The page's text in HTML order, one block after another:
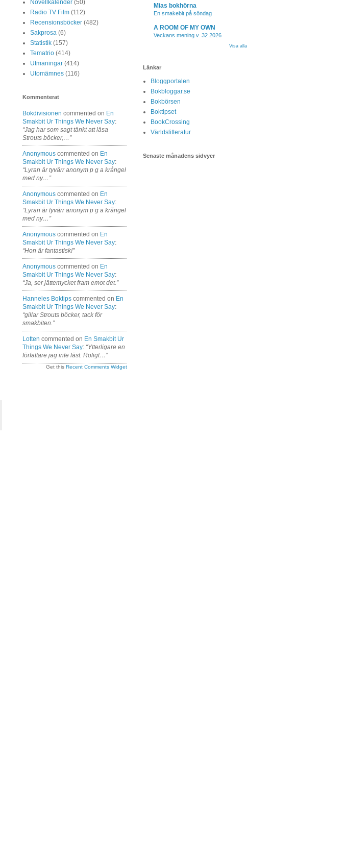
Novellkalender (50)
Radio TV Film (112)
Recensionsböcker (482)
Sakprosa (6)
Statistik (157)
Tematrio (414)
Utmaningar (414)
Utomämnes (116)
Kommenterat
Bokdivisionen commented on En
Smakbit Ur Things We Never Say:
“Jag har som sagt tänkt att läsa
Strouts böcker,…”
Anonymous commented on En
Smakbit Ur Things We Never Say:
“Lyran är tyvärr anonym p g a krångel
med ny…”
Anonymous commented on En
Smakbit Ur Things We Never Say:
“Lyran är tyvärr anonym p g a krångel
med ny…”
Anonymous commented on En
Smakbit Ur Things We Never Say:
“Hon är fantastisk!”
Anonymous commented on En
Smakbit Ur Things We Never Say:
“Ja, ser jättemycket fram emot det.”
Hanneles Boktips commented on En
Smakbit Ur Things We Never Say:
“gillar Strouts böcker, tack för
smakbiten.”
Lotten commented on En Smakbit Ur
Things We Never Say: “Ytterligare en
författare jag inte läst. Roligt…”
Get this Recent Comments Widget
Mias bokhörna
En smakebit på söndag
A ROOM OF MY OWN
Veckans mening v. 32 2026
Visa alla
Länkar
Bloggportalen
Bokbloggar.se
Bokbörsen
Boktipset
BookCrossing
Världslitteratur
Senaste månadens sidvyer